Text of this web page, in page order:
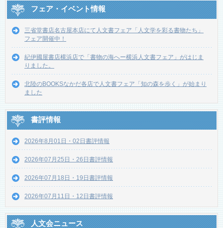
フェア・イベント情報
三省堂書店名古屋本店にて人文書フェア「人文学を彩る書物たち」
フェア開催中！
紀伊國屋書店横浜店で「書物の海へー横浜人文書フェア」がはじま
りました。
北陸のBOOKSなかだ各店で人文書フェア「知の森を歩く」が始まり
ました
書評情報
2026年8月01日・02日書評情報
2026年07月25日・26日書評情報
2026年07月18日・19日書評情報
2026年07月11日・12日書評情報
人文会ニュース